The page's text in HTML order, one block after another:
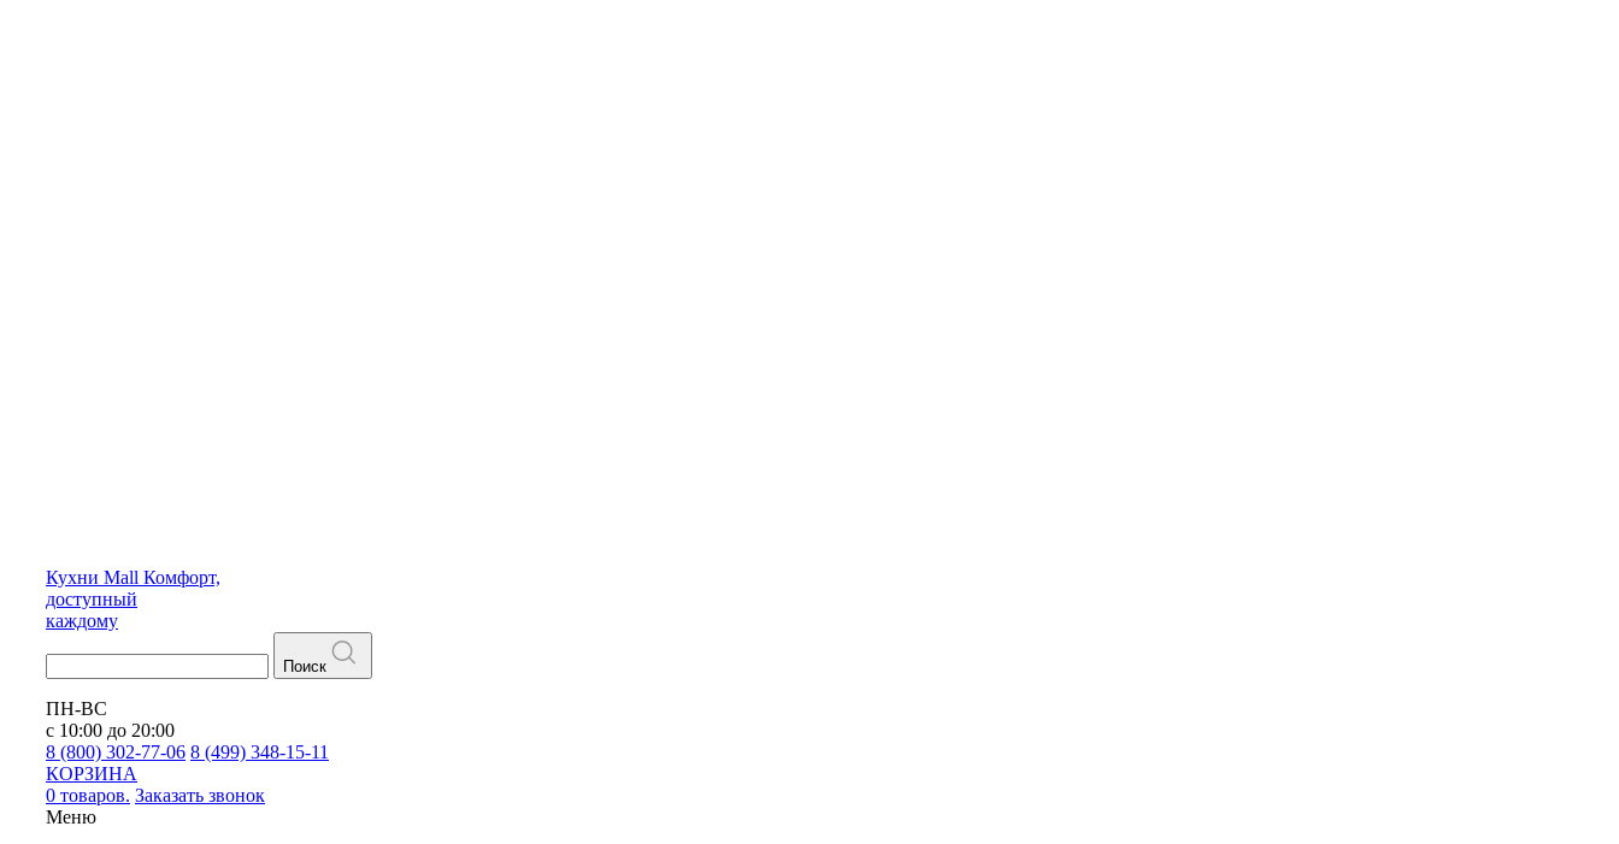
Кухни Mall Комфорт,
доступный
каждому
Поиск
ПН-ВС
с 10:00 до 20:00
8 (800) 302-77-06 8 (499) 348-15-11
КОРЗИНА
0 товаров. Заказать звонок
Меню